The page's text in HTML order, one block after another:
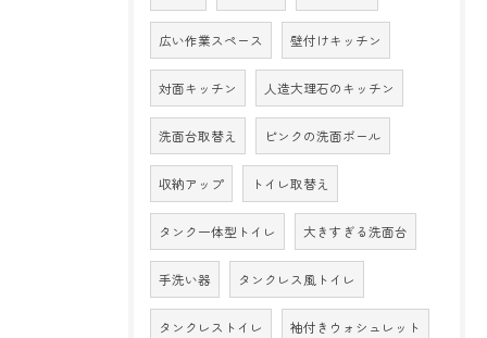
広い作業スペース 壁付けキッチン
対面キッチン 人造大理石のキッチン
洗面台取替え ピンクの洗面ボール
収納アップ トイレ取替え
タンク一体型トイレ 大きすぎる洗面台
手洗い器 タンクレス風トイレ
タンクレストイレ 袖付きウォシュレット